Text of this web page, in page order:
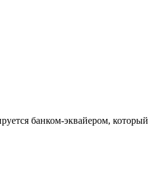
банком-эквайером, который